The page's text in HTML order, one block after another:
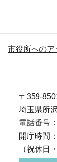
市役所へのア
〒359-
埼玉県所
電話番号
開庁時間
（祝休日